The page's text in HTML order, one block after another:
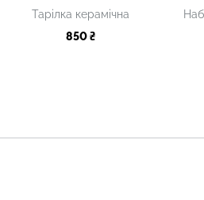
Тарілка керамічна
850 ₴